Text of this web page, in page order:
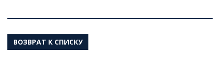
ВОЗВРАТ К СПИСКУ